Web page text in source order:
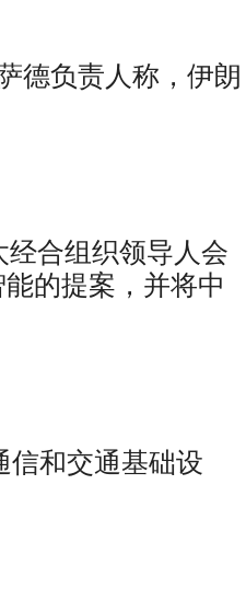
德负责人称，伊朗
合组织领导人会
的提案，并将中
信和交通基础设